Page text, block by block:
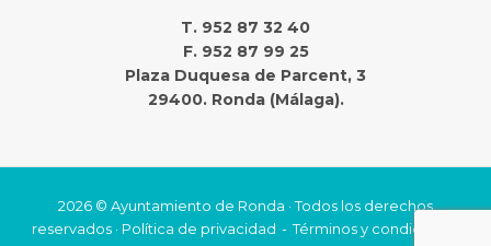
T. 952 87 32 40
F. 952 87 99 25
Plaza Duquesa de Parcent, 3
29400. Ronda (Málaga).
2026 © Ayuntamiento de Ronda · Todos los derechos
reservados · Política de privacidad
Términos y condiciones